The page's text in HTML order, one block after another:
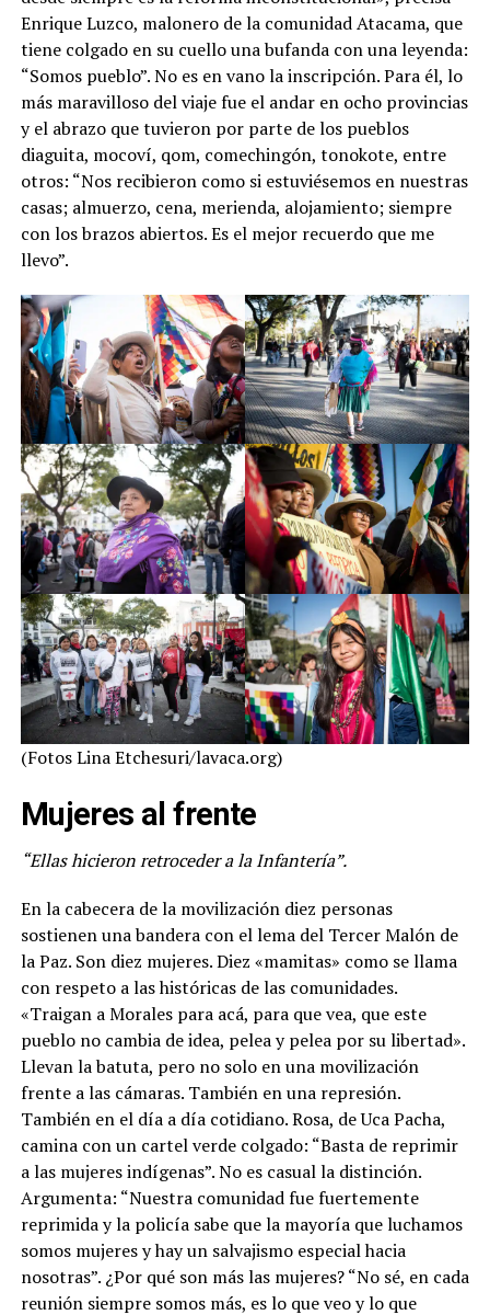
Enrique Luzco, malonero de la comunidad Atacama, que
tiene colgado en su cuello una bufanda con una leyenda:
“Somos pueblo”. No es en vano la inscripción. Para él, lo
más maravilloso del viaje fue el andar en ocho provincias
y el abrazo que tuvieron por parte de los pueblos
diaguita, mocoví, qom, comechingón, tonokote, entre
otros: “Nos recibieron como si estuviésemos en nuestras
casas; almuerzo, cena, merienda, alojamiento; siempre
con los brazos abiertos. Es el mejor recuerdo que me
llevo”.
(Fotos Lina Etchesuri/lavaca.org)
Mujeres al frente
“Ellas hicieron retroceder a la Infantería”.
En la cabecera de la movilización diez personas
sostienen una bandera con el lema del Tercer Malón de
la Paz. Son diez mujeres. Diez «mamitas» como se llama
con respeto a las históricas de las comunidades.
«Traigan a Morales para acá, para que vea, que este
pueblo no cambia de idea, pelea y pelea por su libertad».
Llevan la batuta, pero no solo en una movilización
frente a las cámaras. También en una represión.
También en el día a día cotidiano. Rosa, de Uca Pacha,
camina con un cartel verde colgado: “Basta de reprimir
a las mujeres indígenas”. No es casual la distinción.
Argumenta: “Nuestra comunidad fue fuertemente
reprimida y la policía sabe que la mayoría que luchamos
somos mujeres y hay un salvajismo especial hacia
nosotras”. ¿Por qué son más las mujeres? “No sé, en cada
reunión siempre somos más, es lo que veo y lo que